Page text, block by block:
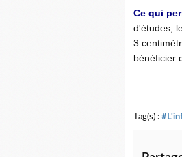
Ce qui
d'études,
3
bénéficier
Tag(s) :